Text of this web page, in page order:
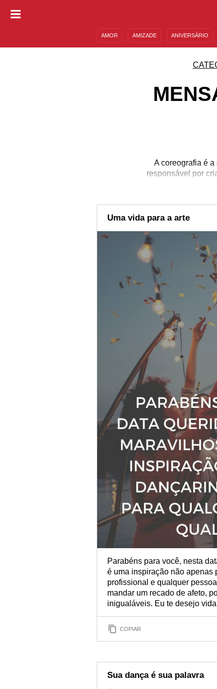
AMOR AMIZADE ANIVERSÁRIO
A coreografia é
responsável por
seus sonhos,
criar novas
Não deixe essa
Uma vida para a arte
Parabéns para você, nesta
é uma inspiração não apenas
profissional e qualquer
mandar um recado de afeto,
inigualáveis. Eu te desejo
COPIAR
Sua dança é sua palavra